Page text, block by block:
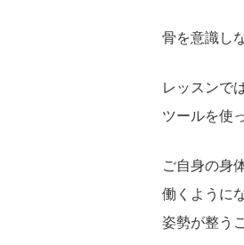
骨を意識し
レッスンで
ツールを使
ご自身の身
働くように
姿勢が整う